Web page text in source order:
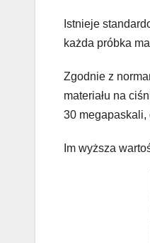
Istnieje
każda próbka
Zgodnie z
materiału na
30 megapaskali,
Im wyższa